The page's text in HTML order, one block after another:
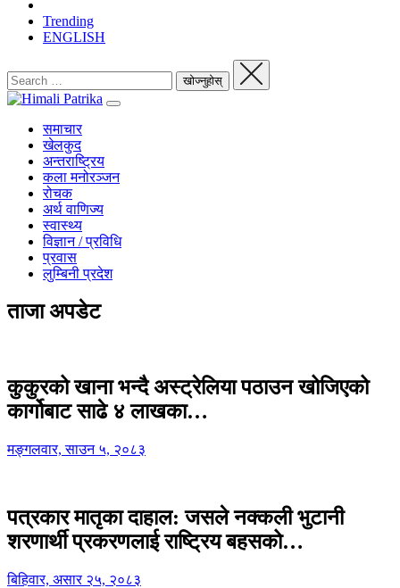
Trending
ENGLISH
समाचार
खेलकुद
अन्तराष्ट्रिय
कला मनोरञ्जन
रोचक
अर्थ वाणिज्य
स्वास्थ्य
विज्ञान / प्रविधि
प्रवास
लुम्बिनी प्रदेश
ताजा अपडेट
कुकुरको खाना भन्दै अस्ट्रेलिया पठाउन खोजिएको
कार्गोबाट साढे ४ लाखका…
मङ्गलवार, साउन ५, २०८३
पत्रकार मातृका दाहाल: जसले नक्कली भुटानी
शरणार्थी प्रकरणलाई राष्ट्रिय बहसको…
बिहिवार, असार २५, २०८३